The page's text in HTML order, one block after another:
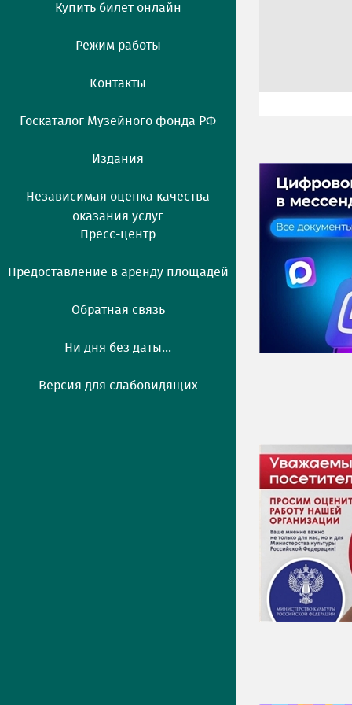
Купить билет онлайн
Режим работы
Контакты
Госкаталог Музейного фонда РФ
Издания
Независимая оценка качества
оказания услуг
Пресс-центр
Предоставление в аренду площадей
Обратная связь
Ни дня без даты...
Версия для слабовидящих